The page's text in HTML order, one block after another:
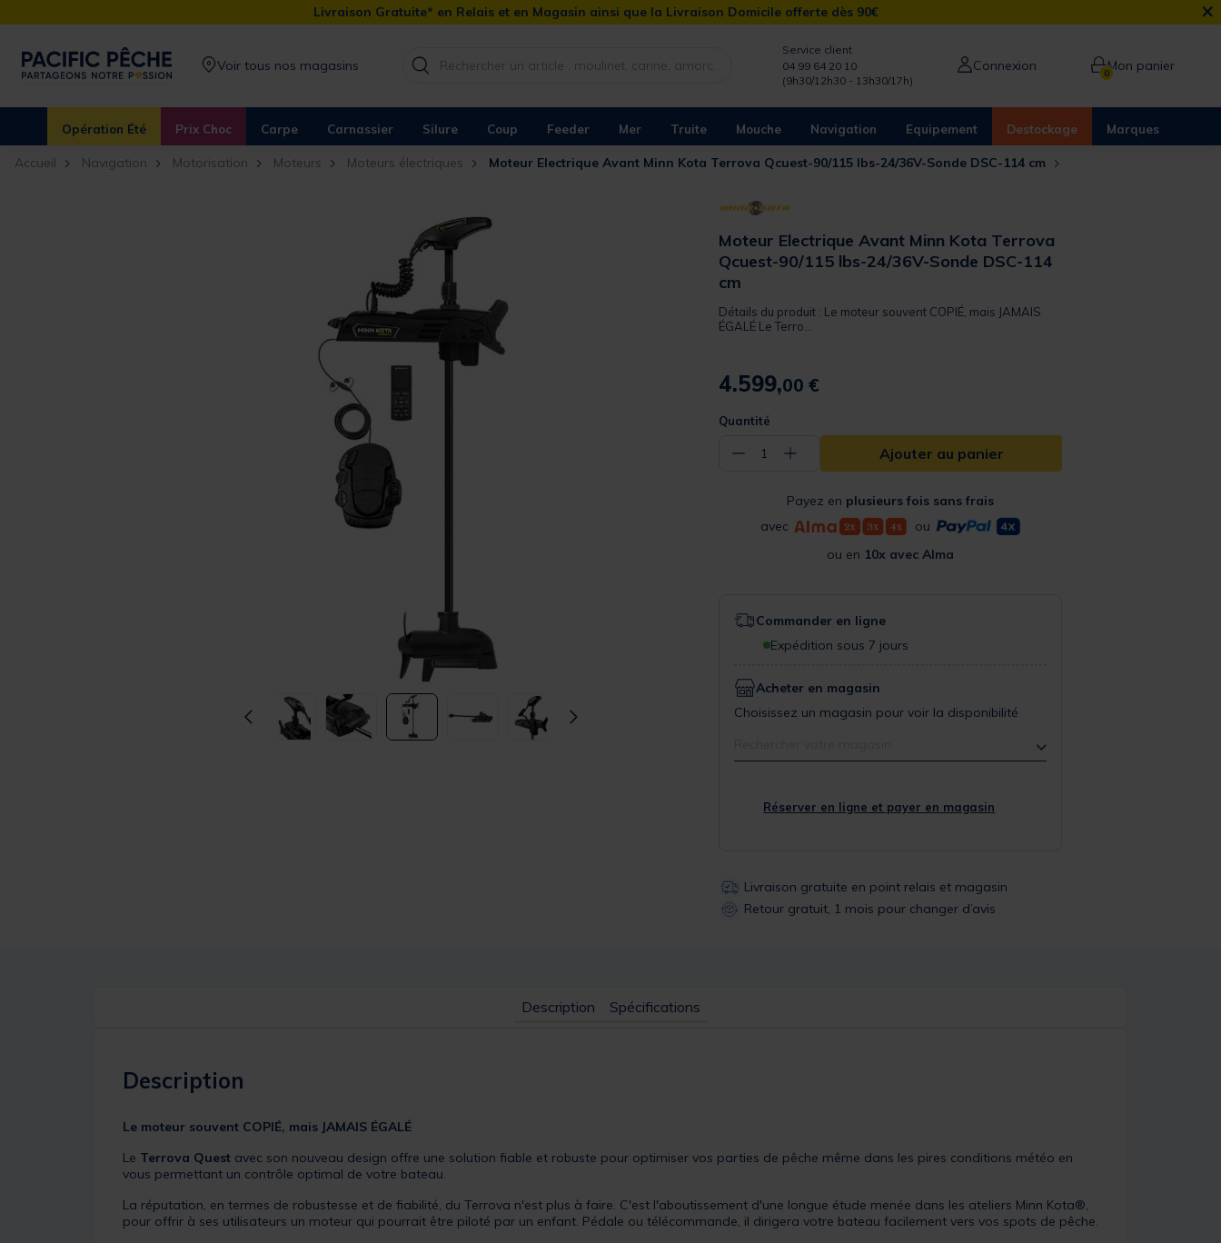
Livraison Gratuite* en Relais et en Magasin ainsi que la Livraison Domicile offerte dès 90€ ×
Voir tous nos magasins
Service client
04 99 64 20 10
(9h30/12h30 - 13h30/17h)
Connexion 0Mon panier
Opération Été Prix Choc Carpe Carnassier Silure Coup Feeder Mer Truite Mouche Navigation Equipement Destockage Marques
Accueil Navigation Motorisation Moteurs Moteurs électriques Moteur Electrique Avant Minn Kota Terrova Qcuest-90/115 lbs-24/36V-Sonde DSC-114 cm
Moteur Electrique Avant Minn Kota Terrova
Qcuest-90/115 lbs-24/36V-Sonde DSC-114
cm
Détails du produit : Le moteur souvent COPIÉ, mais JAMAIS
ÉGALÉ Le Terro...
4.599,00 €
Quantité
− 1 + Ajouter au panier
Payez en plusieurs fois sans frais
avec
ou
ou en 10x avec Alma
Commander en ligne
Expédition sous 7 jours
Acheter en magasin
Choisissez un magasin pour voir la disponibilité
Réserver en ligne et payer en magasin
Livraison gratuite en point relais et magasin
Retour gratuit, 1 mois pour changer d’avis
Description Spécifications
Description
Le moteur souvent COPIÉ, mais JAMAIS ÉGALÉ
Le Terrova Quest avec son nouveau design offre une solution fiable et robuste pour optimiser vos parties de pêche même dans les pires conditions météo en
vous permettant un contrôle optimal de votre bateau.
La réputation, en termes de robustesse et de fiabilité, du Terrova n'est plus à faire. C'est l'aboutissement d'une longue étude menée dans les ateliers Minn Kota®,
pour offrir à ses utilisateurs un moteur qui pourrait être piloté par un enfant. Pédale ou télécommande, il dirigera votre bateau facilement vers vos spots de pêche.